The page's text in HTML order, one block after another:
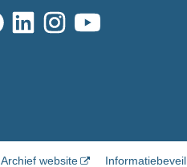
Archief website